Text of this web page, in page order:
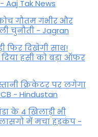
Aaj Tak News
कोच गौतम गंभीर और
चुनौती - Jagran
फिर दिखेगी साथ!
हसी को बड़ा ऑफर
क्रिकेटर पर लगेगा
- Hindustan
के 4 खिलाड़ी भी
में मचा हड़कंप -